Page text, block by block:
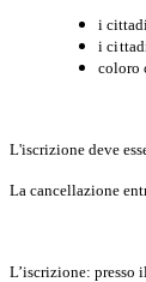
i
i
coloro
L'iscrizione deve
La cancellazione
L’iscrizione: presso